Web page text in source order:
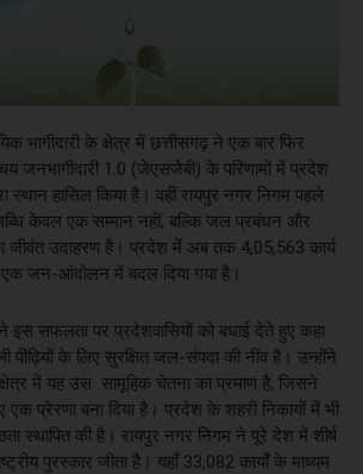
भागीदारी के क्षेत्र में छत्तीसगढ़ ने एक बार फिर
जनभागीदारी 1.0 (जेएसजेबी) के परिणामों में प्रदेश
स्थान हासिल किया है। वहीं रायपुर नगर निगम पहले
केवल एक सम्मान नहीं, बल्कि जल प्रबंधन और
जीवंत उदाहरण है। प्रदेश में अब तक 4,05,563 कार्य
जन-आंदोलन में बदल दिया गया है।
इस सफलता पर प्रदेशवासियों को बधाई देते हुए कहा
पीढ़ियों के लिए सुरक्षित जल-संपदा की नींव है। उन्होंने
में यह उस सामूहिक चेतना का प्रमाण है, जिसने
प्रेरणा बना दिया है। प्रदेश के शहरी निकायों में भी
स्थापित की है। रायपुर नगर निगम ने पूरे देश में शीर्ष
पुरस्कार जीता है। यहाँ 33,082 कार्यों के माध्यम